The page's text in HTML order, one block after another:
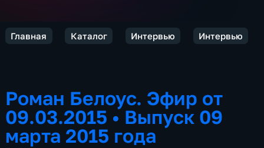
Главная Каталог Интервью Интервью
Роман Белоус. Эфир от
09.03.2015 • Выпуск 09
марта 2015 года